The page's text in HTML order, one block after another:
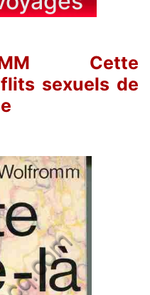
Cette
sexuels de